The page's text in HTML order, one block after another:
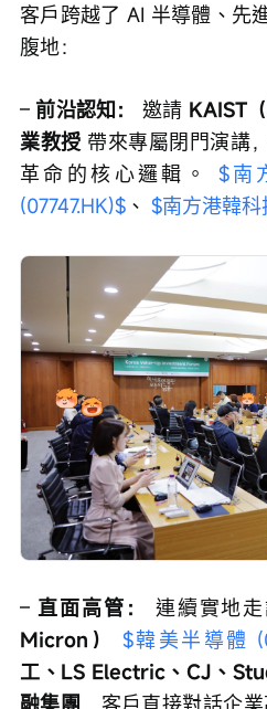
客戶跨越了 AI 半導體、先
腹地：
– 前沿認知： 邀請 KAIST
業教授 帶來專屬閉門演講
革命的核心邏輯。 $南
(07747.HK)$ 、 $南方港韓
– 直面高管： 連續實地
Micron） $韓美半導體
工、LS Electric、CJ、
融集團 ，客戶直接對話企